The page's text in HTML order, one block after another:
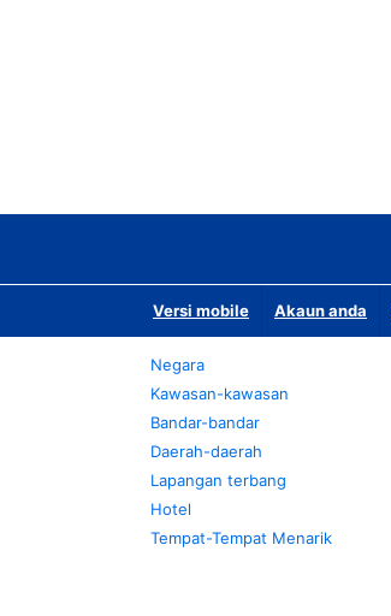
Versi mobile Akaun anda
Negara
Kawasan-kawasan
Bandar-bandar
Daerah-daerah
Lapangan terbang
Hotel
Tempat-Tempat Menarik